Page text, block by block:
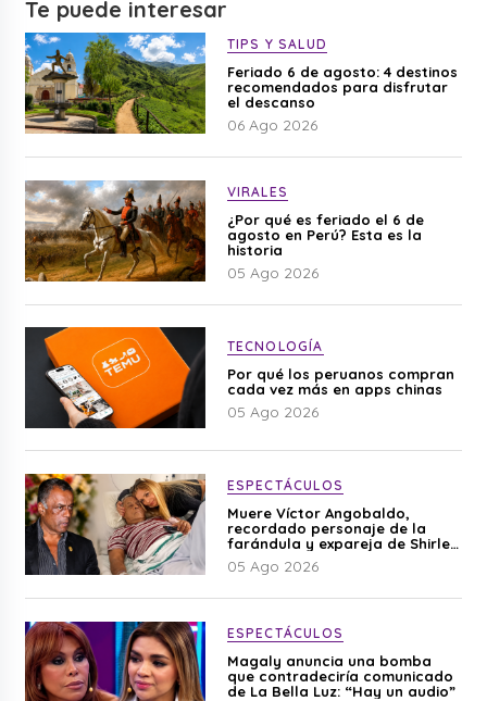
Te puede interesar
TIPS Y SALUD
Feriado 6 de agosto: 4 destinos
recomendados para disfrutar
el descanso
06 Ago 2026
VIRALES
¿Por qué es feriado el 6 de
agosto en Perú? Esta es la
historia
05 Ago 2026
TECNOLOGÍA
Por qué los peruanos compran
cada vez más en apps chinas
05 Ago 2026
ESPECTÁCULOS
Muere Víctor Angobaldo,
recordado personaje de la
farándula y expareja de Shirley
Cherres
05 Ago 2026
ESPECTÁCULOS
Magaly anuncia una bomba
que contradeciría comunicado
de La Bella Luz: “Hay un audio”